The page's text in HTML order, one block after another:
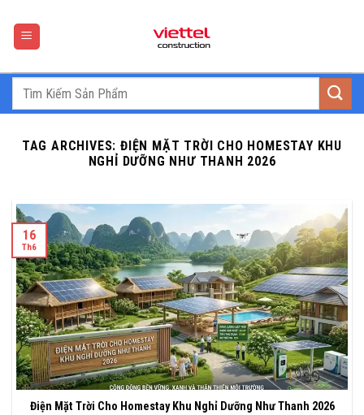
content
TAG ARCHIVES:ĐIỆN MẶT TRỜI CHO HOMESTAY KHU
NGHỈ DƯỠNG NHƯ THANH 2026
Điện Mặt Trời Cho Homestay Khu Nghỉ Dưỡng Như Thanh 2026
16
Th6